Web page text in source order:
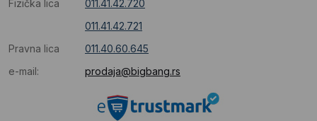
Fizička lica
011.41.42.720
011.41.42.721
Pravna lica
011.40.60.645
e-mail:
prodaja@bigbang.rs